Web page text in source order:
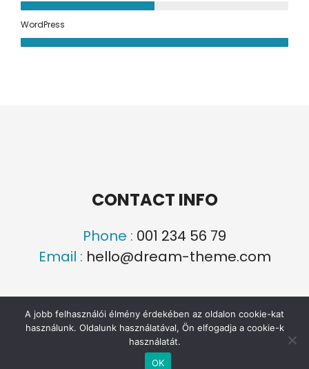
WordPress
CONTACT INFO
Phone : 001 234 56 79
Email : hello@dream-theme.com
© 2022. Minden jog fenntartva.
A jobb felhasználói élmény érdekében az oldalon cookie-kat
használunk. Oldalunk használatával, Ön elfogadja a cookie-k
használatát.
OK